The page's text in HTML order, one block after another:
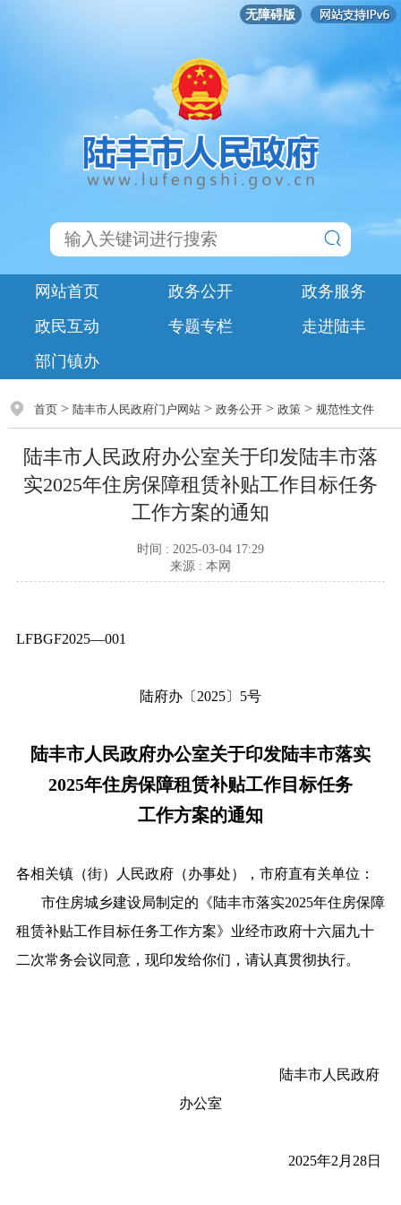
无障碍版
网站首页 政务公开
政务服务
政民互动
专题专栏
走进陆丰
部门镇办
首页> 陆丰市人民政府门户网站> 政务公开> 政策> 规范性文件
陆丰市人民政府办公室关于印发陆丰市落
实2025年住房保障租赁补贴工作目标任务
工作方案的通知
时间 : 2025-03-04 17:29
来源 : 本网
LFBGF2025—001
陆府办〔2025〕5号
陆丰市人民政府办公室关于印发陆丰市落实
2025年住房保障租赁补贴工作目标任务
工作方案的通知
各相关镇（街）人民政府（办事处），市府直有关单位：
市住房城乡建设局制定的《陆丰市落实2025年住房保障
租赁补贴工作目标任务工作方案》业经市政府十六届九十
二次常务会议同意，现印发给你们，请认真贯彻执行。
陆丰市人民政府
办公室
2025年2月28日